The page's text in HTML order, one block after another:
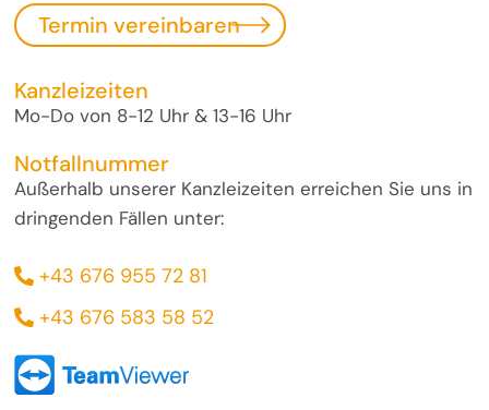
Termin vereinbaren
Kanzleizeiten
Mo-Do von 8-12 Uhr & 13-16 Uhr
Notfallnummer
Außerhalb unserer Kanzleizeiten erreichen Sie uns in
dringenden Fällen unter:
+43 676 955 72 81
+43 676 583 58 52